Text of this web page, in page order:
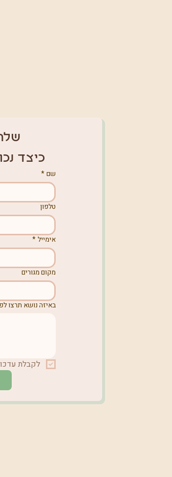
כיצד
שם*
טלפון
אימייל*
מקום מגורים
באיזה נושא תרצו
לקבלת